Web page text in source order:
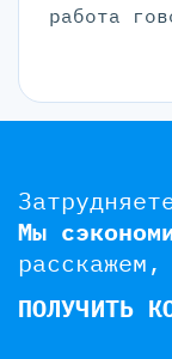
работа
Мы
расскажем,
ПОЛУЧИТЬ